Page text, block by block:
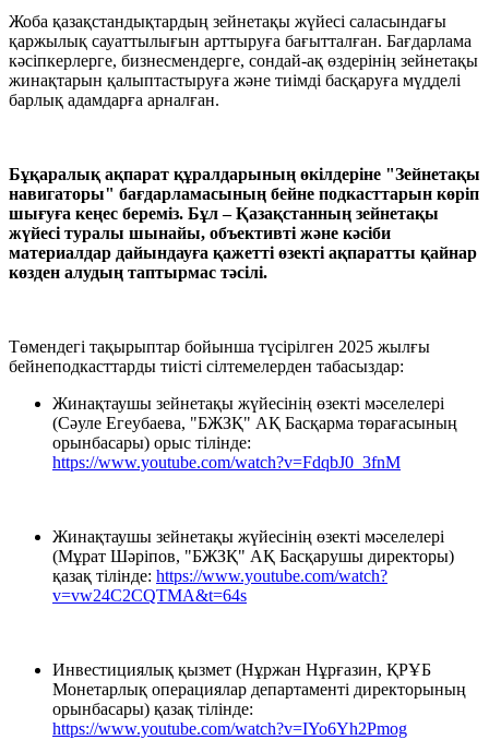
Жоба қазақстандықтардың зейнетақы жүйесі саласындағы
қаржылық сауаттылығын арттыруға бағытталған. Бағдарлама
кәсіпкерлерге, бизнесмендерге, сондай-ақ өздерінің зейнетақы
жинақтарын қалыптастыруға және тиімді басқаруға мүдделі
барлық адамдарға арналған.
Бұқаралық ақпарат құралдарының өкілдеріне "Зейнетақы
навигаторы" бағдарламасының бейне подкасттарын көріп
шығуға кеңес береміз. Бұл – Қазақстанның зейнетақы
жүйесі туралы шынайы, объективті және кәсіби
материалдар дайындауға қажетті өзекті ақпаратты қайнар
көзден алудың таптырмас тәсілі.
Төмендегі тақырыптар бойынша түсірілген 2025 жылғы
бейнеподкасттарды тиісті сілтемелерден табасыздар:
Жинақтаушы зейнетақы жүйесінің өзекті мәселелері
(Сәуле Егеубаева, "БЖЗҚ" АҚ Басқарма төрағасының
орынбасары) орыс тілінде:
https://www.youtube.com/watch?v=FdqbJ0_3fnM
Жинақтаушы зейнетақы жүйесінің өзекті мәселелері
(Мұрат Шәріпов, "БЖЗҚ" АҚ Басқарушы директоры)
қазақ тілінде: https://www.youtube.com/watch?
v=vw24C2CQTMA&t=64s
Инвестициялық қызмет (Нұржан Нұрғазин, ҚРҰБ
Монетарлық операциялар департаменті директорының
орынбасары) қазақ тілінде:
https://www.youtube.com/watch?v=IYo6Yh2Pmog